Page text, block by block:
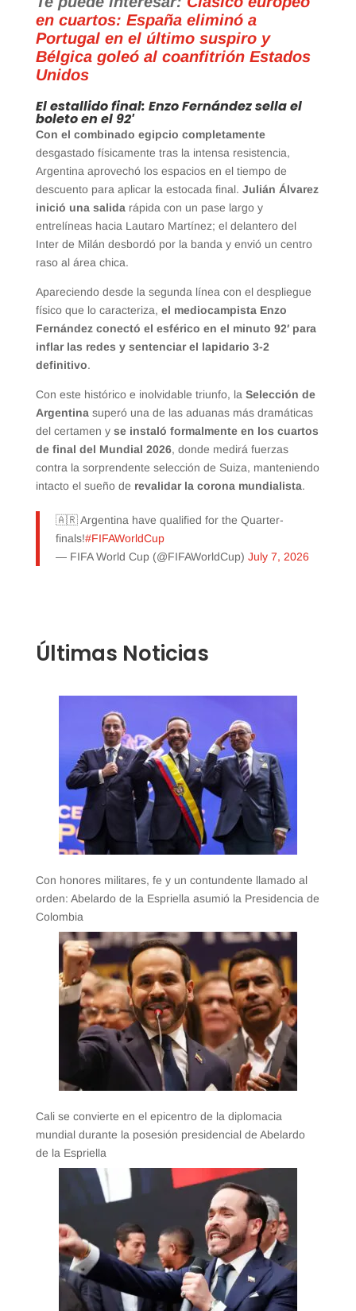
en cuartos: España eliminó a
Portugal en el último suspiro y
Bélgica goleó al coanfitrión Estados
Unidos
El estallido final: Enzo Fernández sella el
boleto en el 92′
Con el combinado egipcio completamente
desgastado físicamente tras la intensa resistencia,
Argentina aprovechó los espacios en el tiempo de
descuento para aplicar la estocada final. Julián Álvarez
inició una salida rápida con un pase largo y
entrelíneas hacia Lautaro Martínez; el delantero del
Inter de Milán desbordó por la banda y envió un centro
raso al área chica.
Apareciendo desde la segunda línea con el despliegue
físico que lo caracteriza, el mediocampista Enzo
Fernández conectó el esférico en el minuto 92′ para
inflar las redes y sentenciar el lapidario 3-2
definitivo.
Con este histórico e inolvidable triunfo, la Selección de
Argentina superó una de las aduanas más dramáticas
del certamen y se instaló formalmente en los cuartos
de final del Mundial 2026, donde medirá fuerzas
contra la sorprendente selección de Suiza, manteniendo
intacto el sueño de revalidar la corona mundialista.
🇦🇷 Argentina have qualified for the Quarter-
finals!#FIFAWorldCup
— FIFA World Cup (@FIFAWorldCup) July 7, 2026
Últimas Noticias
Con honores militares, fe y un contundente llamado al
orden: Abelardo de la Espriella asumió la Presidencia de
Colombia
Cali se convierte en el epicentro de la diplomacia
mundial durante la posesión presidencial de Abelardo
de la Espriella